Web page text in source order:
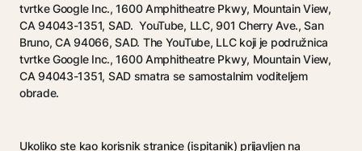
tvrtke Google Inc., 1600 Amphitheatre Pkwy, Mountain View,
CA 94043-1351, SAD. YouTube, LLC, 901 Cherry Ave., San
Bruno, CA 94066, SAD. The YouTube, LLC koji je podružnica
tvrtke Google Inc., 1600 Amphitheatre Pkwy, Mountain View,
CA 94043-1351, SAD smatra se samostalnim voditeljem
obrade.
Ukoliko ste kao korisnik stranice (ispitanik) prijavljen na